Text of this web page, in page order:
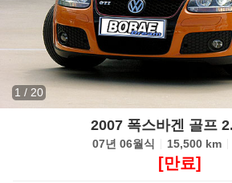
1 / 20
2007 폭스바겐 골프
07년 06월식 15,500 km
[만료]